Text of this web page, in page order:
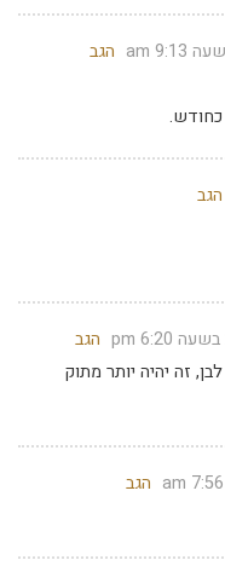
הגב
הגב
הגב
זה יהיה יותר מתוק
הגב